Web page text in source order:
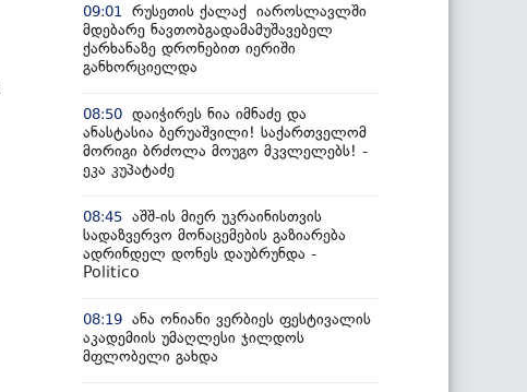
09:01
რუსეთის ქალაქ იაროსლავლში
მდებარე ნავთობგადამამუშავებელ
ქარხანაზე დრონებით იერიში
განხორციელდა
08:50 დაიჭირეს ნია იმნაძე და
ანასტასია ბერუაშვილი! საქართველომ
მორიგი ბრძოლა მოუგო მკვლელებს! -
ეკა კუპატაძე
08:45 აშშ-ის მიერ უკრაინისთვის
სადაზვერვო მონაცემების გაზიარება
ადრინდელ დონეს დაუბრუნდა -
Politico
08:19 ანა ონიანი ვერბიეს ფესტივალის
აკადემიის უმაღლესი ჯილდოს
მფლობელი გახდა